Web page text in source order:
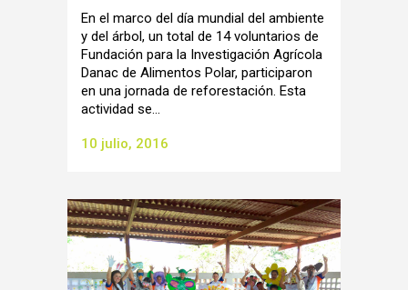
En el marco del día mundial del ambiente
y del árbol, un total de 14 voluntarios de
Fundación para la Investigación Agrícola
Danac de Alimentos Polar, participaron
en una jornada de reforestación. Esta
actividad se...
10 julio, 2016